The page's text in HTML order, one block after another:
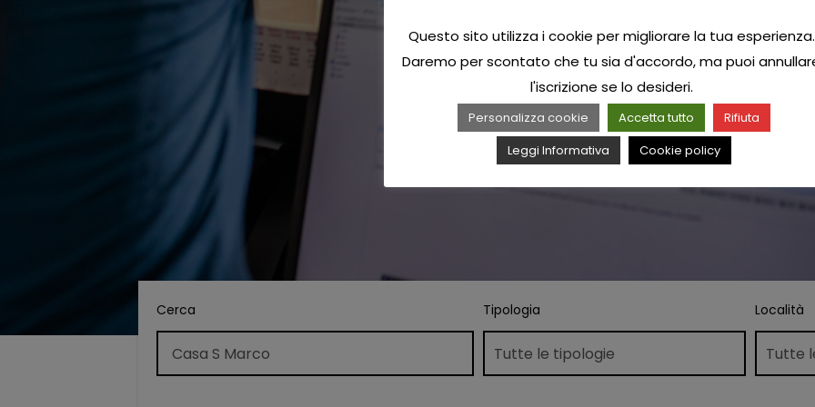
Cerca Tipologia Località
Questo sito utilizza i cookie per migliorare la tua esperienza.
Daremo per scontato che tu sia d'accordo, ma puoi
l'iscrizione se lo desideri.
Personalizza cookie Accetta tutto
Rifiuta
Leggi Informativa
Cookie policy